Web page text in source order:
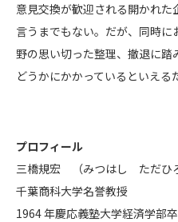
意見交換が歓迎される開かれ
言うまでもない。だが、同時
野の思い切った整理、撤退に
どうかにかかっているといえる
プロフィール
三橋規宏 （みつはし ただひろ
千葉商科大学名誉教授
1964 年慶応義塾大学経済学部